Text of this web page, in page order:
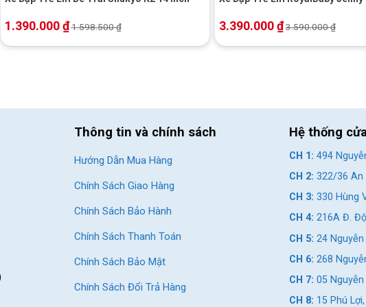
đỡ, tạo cảm giác êm ái khi ngồi.
thể tăng chỉnh để phù hợp với chiều cao của bé nhà mình.
1.390.000₫1.598.500₫ 3.390.000₫3.590.000₫
Thông tin và chính sách
Hướng Dẫn Mua Hàng
Chính Sách Giao Hàng
Chính Sách Bảo Hành
Chính Sách Thanh Toán
Chính Sách Bảo Mật
Chính Sách Đổi Trả Hàng
Hệ thống
CH 1: 494
CH 2: 322/36 An
CH 3: 330 Hùng
CH 4: 216A Đ.
CH 5: 24
CH 6: 268
CH 7: 05 Nguyễn
CH 8: 15 Phú